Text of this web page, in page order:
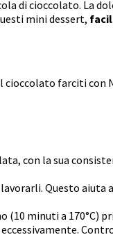
di cioccolato. La
mini dessert,
farciti con
con la sua
Questo aiuta
minuti a 170°C)